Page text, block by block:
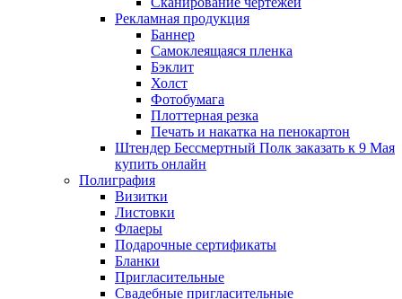
Рекламная продукция
Баннер
Самоклеящаяся пленка
Бэклит
Холст
Фотобумага
Плоттерная резка
Печать и накатка на пенокартон
Штендер Бессмертный Полк заказать к 9 Мая
купить онлайн
Полиграфия
Визитки
Листовки
Флаеры
Подарочные сертификаты
Бланки
Пригласительные
Свадебные пригласительные